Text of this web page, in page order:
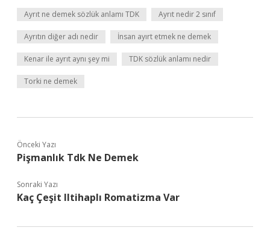
Ayrıt ne demek sözlük anlamı TDK Ayrıt nedir 2 sınıf
Ayrıtın diğer adı nedir İnsan ayırt etmek ne demek
Kenar ile ayrıt aynı şey mi TDK sözlük anlamı nedir
Torki ne demek
Önceki Yazı
Pişmanlık Tdk Ne Demek
Sonraki Yazı
Kaç Çeşit Iltihaplı Romatizma Var